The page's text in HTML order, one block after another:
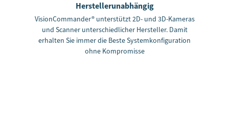
Herstellerunabhängig
VisionCommander® unterstützt 2D- und 3D-Kameras
und Scanner unterschiedlicher Hersteller. Damit
erhalten Sie immer die Beste Systemkonfiguration
ohne Kompromisse